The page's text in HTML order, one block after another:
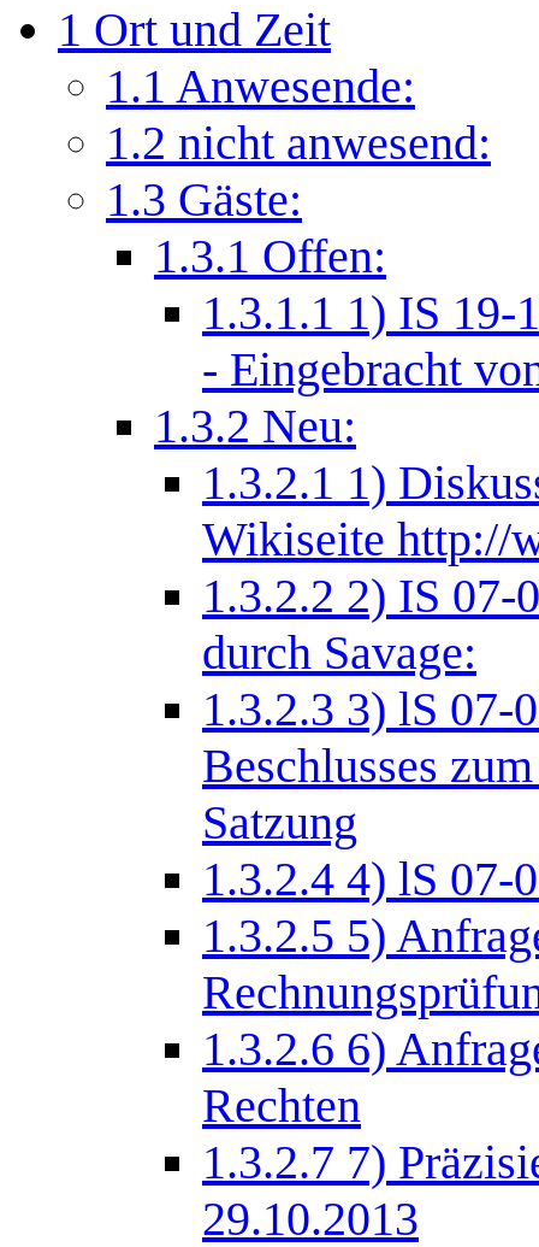
1 Ort und Zeit
1.1 Anwesende:
1.2 nicht anwesend:
1.3 Gäste:
1.3.1 Offen:
1.3.1.1 1) IS 19-
- Eingebracht
1.3.2 Neu:
1.3.2.1 1)
Wikiseite http://
1.3.2.2 2) IS 07-
durch Savage:
1.3.2.3 3) lS 07-
Beschlusses
Satzung
1.3.2.4 4) lS 07-
1.3.2.5 5)
1.3.2.6 6)
Rechten
1.3.2.7 7)
29.10.2013